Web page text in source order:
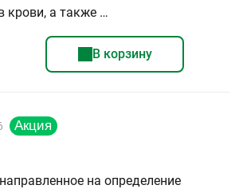
крови, а также …
В корзину
на определение